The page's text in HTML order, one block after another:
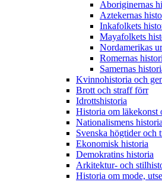
Aboriginernas
Aztekernas
Inkafolkets
Mayafolkets
Nordamerikas
Romernas
Samernas
Kvinnohistoria och
Brott och straff förr
Idrottshistoria
Historia om läkekonst
Nationalismens historia
Svenska högtider och
Ekonomisk historia
Demokratins historia
Arkitektur- och
Historia om mode,